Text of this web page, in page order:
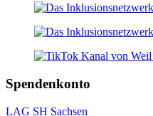
Spendenkonto
LAG SH Sachsen